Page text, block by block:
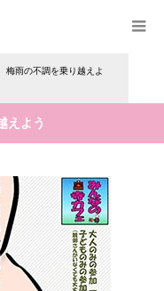
雨の不調を乗り越えよ
えよう